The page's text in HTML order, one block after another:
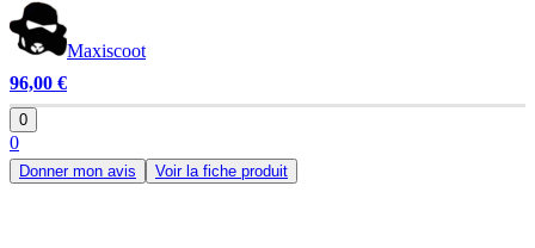
Maxiscoot
96,00 €
0
0
Donner mon avis Voir la fiche produit